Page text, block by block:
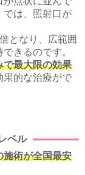
では、照射口が
となり、広範囲
きるのです。
で最大限の効果
果的な治療がで
ベル
施術が全国最安